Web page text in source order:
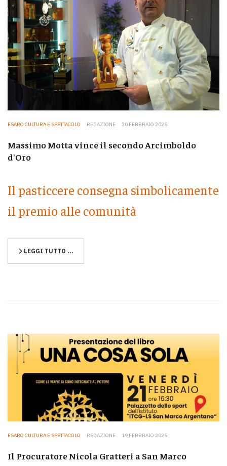
ESARO CULTURA E SPETTACOLO REDAZIONE 20 FEBBRAIO 2025
Massimo Motta vince il secondo Arcimboldo
d'Oro
Il pasticcere consegna simbolicamente
il premio alle comunità
LEGGI TUTTO …
ESARO CULTURA E SPETTACOLO REDAZIONE 19 FEBBRAIO 2025
Il Procuratore Nicola Gratteri a San Marco